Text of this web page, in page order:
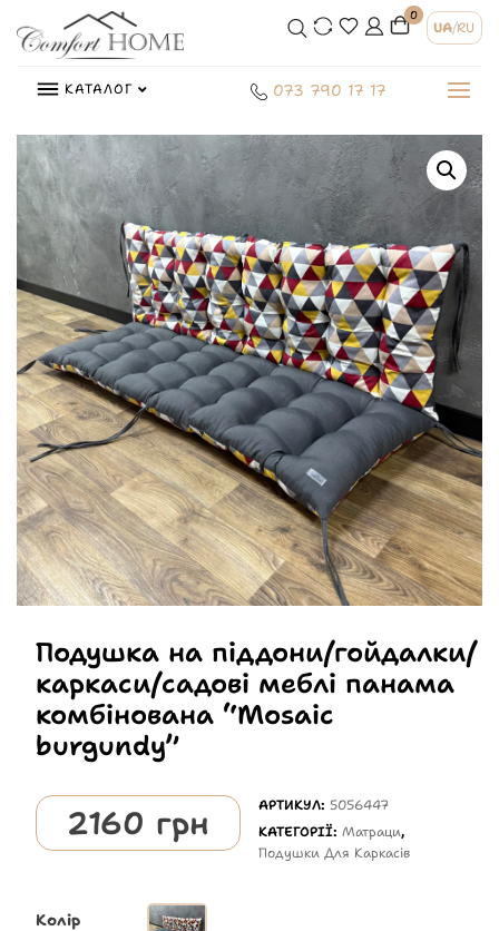
0
UA/RU
КАТАЛОГ 073 790 17 17
Подушка на піддони/гойдалки/
каркаси/садові меблі панама
комбінована “Mosaic
burgundy”
2160 грн АРТИКУЛ: 5056447
КАТЕГОРІЇ:Матраци,
Подушки Для Каркасів
Колір